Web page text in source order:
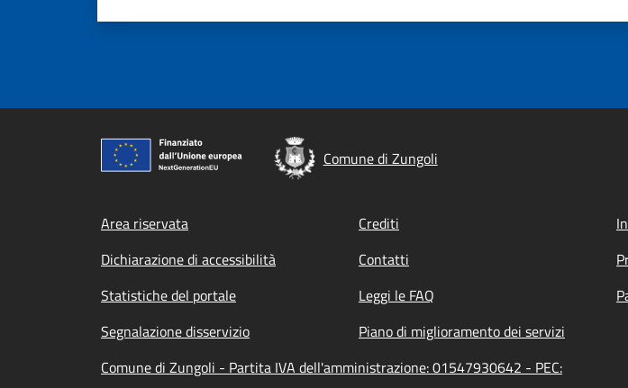
Comune di Zungoli
Footer menu
Area riservata Crediti
Dichiarazione di accessibilità
Contatti
Statistiche del portale
Leggi le FAQ
Segnalazione disservizio
Piano di miglioramento dei servizi
Comune di Zungoli - Partita IVA dell'amministrazione: 01547930642 - PEC: